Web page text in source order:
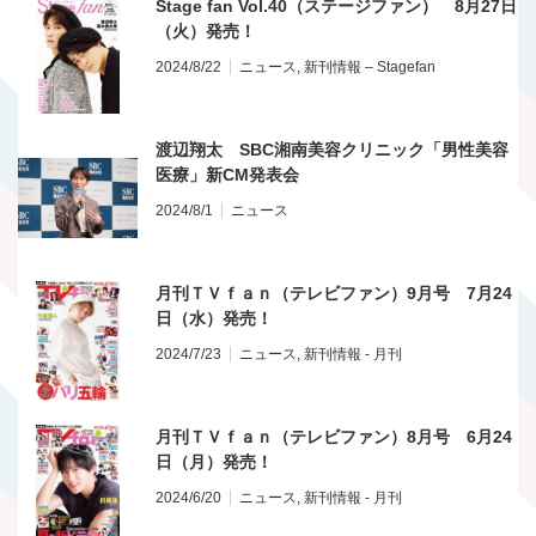
Stage fan Vol.40（ステージファン） 8月27日
（火）発売！
2024/8/22 ニュース, 新刊情報 – Stagefan
渡辺翔太 SBC湘南美容クリニック「男性美容
医療」新CM発表会
2024/8/1 ニュース
月刊ＴＶｆａｎ（テレビファン）9月号 7月24
日（水）発売！
2024/7/23 ニュース, 新刊情報 - 月刊
月刊ＴＶｆａｎ（テレビファン）8月号 6月24
日（月）発売！
2024/6/20 ニュース, 新刊情報 - 月刊